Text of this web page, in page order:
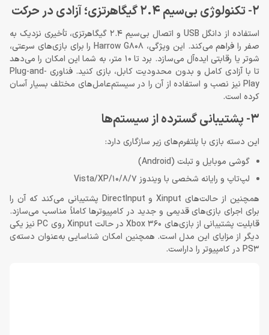
2- تکنولوژی بی‌سیم 2.4 گیگاهرتزی؛ آزادی در حرکت
استفاده از دانگل USB و اتصال بی‌سیم 2.4 گیگاهرتزی، تأخیری نزدیک به
صفر را فراهم می‌کند. این ویژگی، Harrow G808 را برای بازی‌های سرعتی،
شوتر یا رقابتی ایده‌آل می‌سازد. برد تا 10 متر، به شما این امکان را می‌دهد
تا با آزادی کامل و بدون محدودیت کابل، بازی کنید. فناوری Plug-and-
Play نیز نصب و استفاده از آن را در سیستم‌عامل‌های مختلف بسیار آسان
کرده است.
3- پشتیبانی گسترده‌ از سیستم‌ها
این دسته بازی با پلتفرم‌های زیر سازگاری دارد:
گوشی موبایل و تبلت (Android)
لپ‌تاپ و رایانه شخصی با ویندوز 10/8/7/Vista/XP
همچنین از حالت‌های Xinput و DirectInput پشتیبانی می‌کند که آن را
برای اجرای بازی‌های قدیمی و جدید در کامپیوترها کاملاً مناسب می‌سازد.
قابلیت پشتیبانی از بازی‌های Xbox 360 در حالت Xinput روی PC نیز یکی
دیگر از مزایای این مدل است. همچنین امکان شناسایی به‌عنوان دسته‌ی
PS3 در کامپیوتر را داراست.